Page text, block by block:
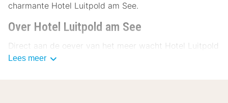
charmante Hotel Luitpold am See.
Over Hotel Luitpold am See
Direct aan de oever van het meer wacht Hotel Luitpold
am See je met maximaal comfort en garandeert je een
Lees meer